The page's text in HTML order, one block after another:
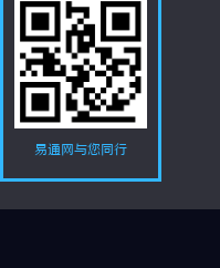
易通网与您同行